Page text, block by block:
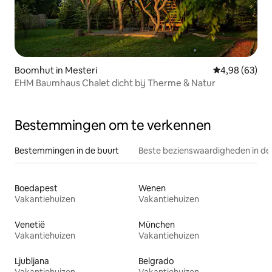
Boomhut in Mesteri Gemiddelde
4,98 (63)
EHM Baumhaus Chalet dicht bij Therme & Natur
Bestemmingen om te verkennen
Bestemmingen in de buurt Beste bezienswaardigheden in
Boedapest
Vakantiehuizen
Wenen
Vakantiehuizen
Venetië
Vakantiehuizen
München
Vakantiehuizen
Ljubljana
Belgrado